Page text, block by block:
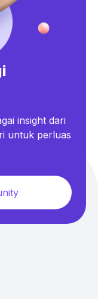
insight dari
untuk perluas